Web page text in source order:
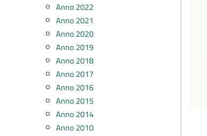
Anno 2022
Anno 2021
Anno 2020
Anno 2019
Anno 2018
Anno 2017
Anno 2016
Anno 2015
Anno 2014
Anno 2010